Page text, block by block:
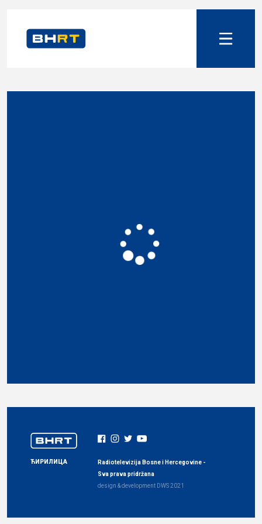
ЋИРИЛИЦА
Radiotelevizija Bosne i Hercegovine -
Sva prava pridržana
design & development DWS2021